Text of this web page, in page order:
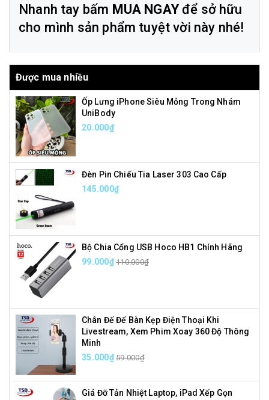
Nhanh tay bấm MUA NGAYđể sở hữu
cho mình sản phẩm tuyệt vời này nhé!
Được mua nhiều
Ốp Lưng iPhone Siêu Mỏng Trong Nhám
UniBody
20.000₫
Đèn Pin Chiếu Tia Laser 303 Cao Cấp
145.000₫
Bộ Chia Cổng USB Hoco HB1 Chính Hãng
99.000₫ 110.000₫
Chân Đế Để Bàn Kẹp Điện Thoại Khi
Livestream, Xem Phim Xoay 360 Độ Thông
Minh
35.000₫ 59.000₫
Giá Đỡ Tản Nhiệt Laptop, iPad Xếp Gọn